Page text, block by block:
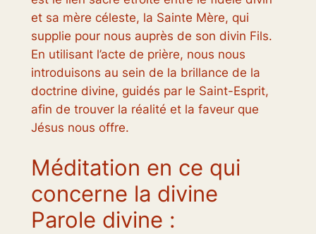
et sa mère céleste, la Sainte Mère, qui
supplie pour nous auprès de son divin Fils.
En utilisant l’acte de prière, nous nous
introduisons au sein de la brillance de la
doctrine divine, guidés par le Saint-Esprit,
afin de trouver la réalité et la faveur que
Jésus nous offre.
Méditation en ce qui
concerne la divine
Parole divine :